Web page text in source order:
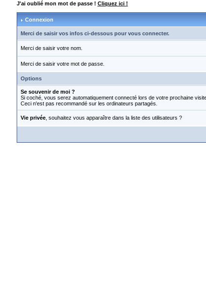
J'ai oublié mon mot de passe ! Cliquez ici !
Connexion
Merci de saisir vos infos ci-dessous pour vous connecter.
Merci de saisir votre nom.
Merci de saisir votre mot de passe.
Options
Se souvenir de moi ?
Si coché, vous serez automatiquement connecté lors de votre prochaine
Ceci n'est pas recommandé sur les ordinateurs partagés.
Vie privée, souhaitez vous apparaître dans la liste des utilisateurs ?